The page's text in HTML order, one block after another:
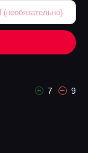
7 9